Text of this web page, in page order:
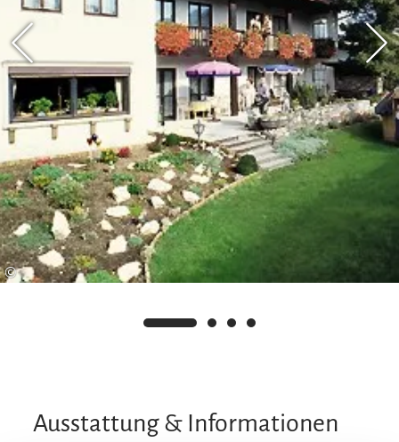
detaillierten Nutzungsbedingungen zu.
©
Ausstattung & Informationen